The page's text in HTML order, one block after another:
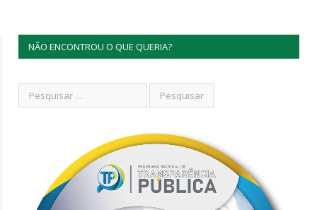
NÃO ENCONTROU O QUE QUERIA?